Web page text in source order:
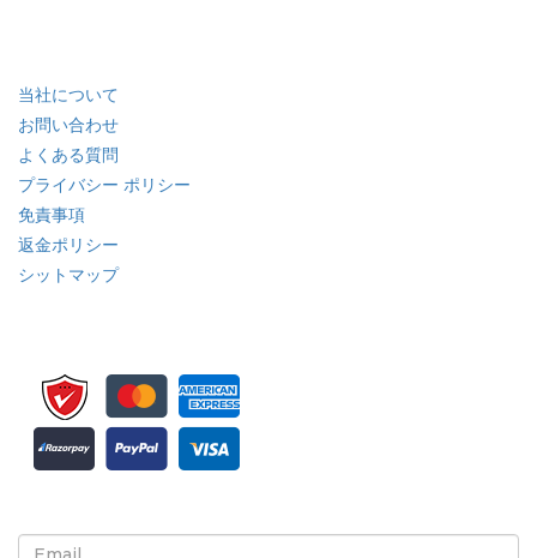
当社について
お問い合わせ
よくある質問
プライバシー ポリシー
免責事項
返金ポリシー
シットマップ